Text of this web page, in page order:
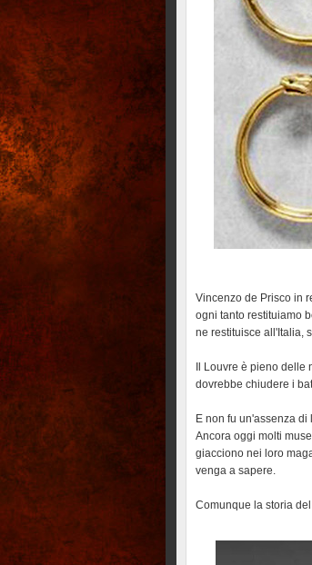
Vincenzo de Prisco in
ogni tanto restituiamo
ne restituisce all'Italia,
Il Louvre è pieno
dovrebbe chiudere i
E non fu un'assenza
Ancora oggi molti
giacciono nei loro
venga a sapere.
Comunque la storia